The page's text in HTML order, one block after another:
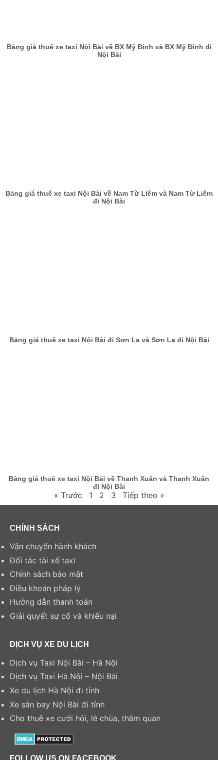
Bảng giá thuê xe taxi Nội Bài về BX Mỹ Đình và BX Mỹ Đình đi
Nội Bài
Bảng giá thuê xe taxi Nội Bài về Nam Từ Liêm và Nam Từ Liêm
đi Nội Bài
Bảng giá thuê xe taxi Nội Bài đi Sơn La và Sơn La đi Nội Bài
Bảng giá thuê xe taxi Nội Bài về Thanh Xuân và Thanh Xuân
đi Nội Bài
« Trước 1 2 3 Tiếp theo »
CHÍNH SÁCH
Vận chuyển hành khách
Đối tác tài xế taxi
Chính sách bảo mật
Điều khoản pháp lý
Hướng dẫn thanh toán
Giải quyết sự cố và khiếu nại
DỊCH VỤ XE DU LỊCH
Dịch vụ Taxi Nội Bài – Hà Nội
Dịch vụ Taxi Hà Nội – Nội Bài
Xe du lịch Hà Nội đi tỉnh
Xe sân bay Nội Bài đi tỉnh
Cho thuê xe cưới hỏi, lễ chùa, thăm quan
FOLLOW US ON FACEBOOK